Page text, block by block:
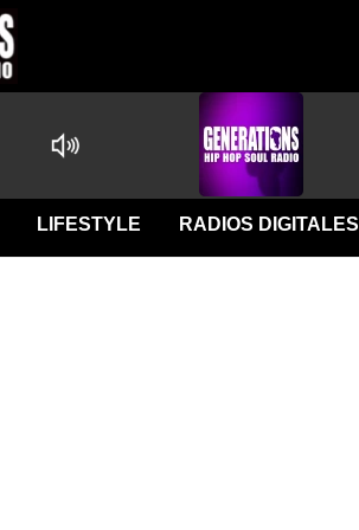
LIFESTYLE RADIOS DIGITALES